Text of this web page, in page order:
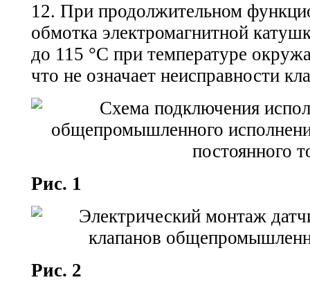
12. При продолжительном
обмотка электромагнитной
до 115 °С при температуре
что не означает неисправности
Рис. 1
Рис. 2